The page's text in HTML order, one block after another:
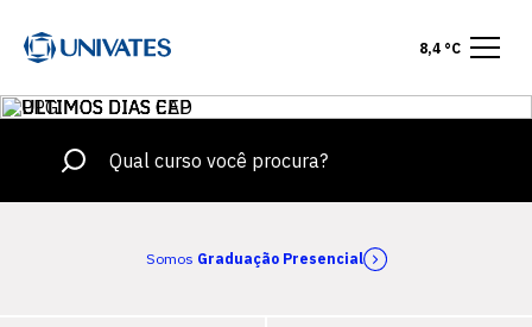
8,4 °C
Somos Graduação Presencial